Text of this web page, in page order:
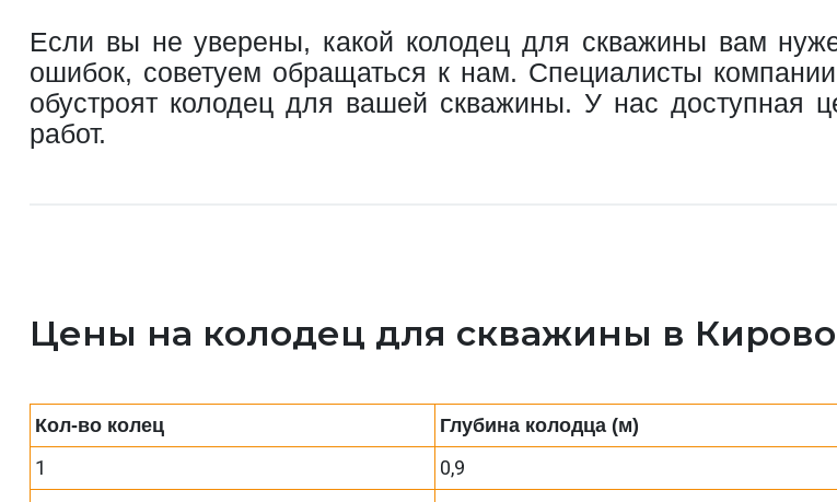
Если вы не уверены, какой колодец для скважины вам
ошибок, советуем обращаться к нам. Специалисты
обустроят колодец для вашей скважины. У нас доступная
работ.
Цены на колодец для скважины в
Кол-во колец Глубина колодца (м)
1 0,9